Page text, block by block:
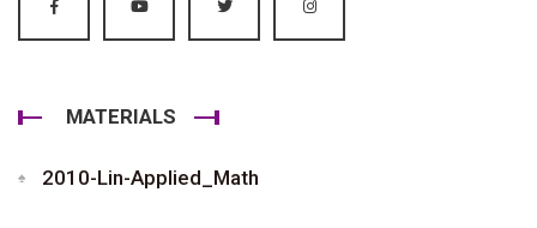
MATERIALS
2010-Lin-Applied_Math